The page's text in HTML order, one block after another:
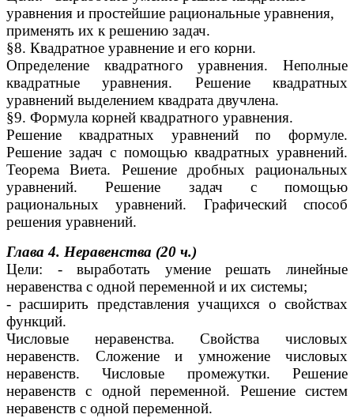
уравнения и простейшие рациональные уравнения,
применять их к решению задач.
§8. Квадратное уравнение и его корни.
Определение квадратного уравнения. Неполные
квадратные уравнения. Решение квадратных
уравнений выделением квадрата двучлена.
§9. Формула корней квадратного уравнения.
Решение квадратных уравнений по формуле.
Решение задач с помощью квадратных уравнений.
Теорема Виета. Решение дробных рациональных
уравнений. Решение задач с помощью
рациональных уравнений. Графический способ
решения уравнений.
Глава 4. Неравенства (20 ч.)
Цели: - выработать умение решать линейные
неравенства с одной переменной и их системы;
- расширить представления учащихся о свойствах
функций.
Числовые неравенства. Свойства числовых
неравенств. Сложение и умножение числовых
неравенств. Числовые промежутки. Решение
неравенств с одной переменной. Решение систем
неравенств с одной переменной.